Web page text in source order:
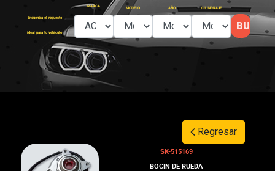
Encuentra el repuesto
ideal para tu vehículo
MARCA MODELO AÑO CILINDRAJE
Regresar
SK-515169
BOCIN DE RUEDA